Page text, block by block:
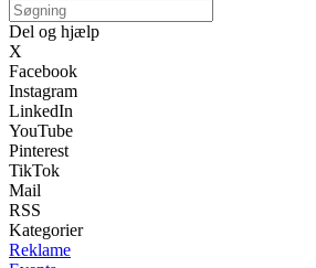
Del og hjælp
X
Facebook
Instagram
LinkedIn
YouTube
Pinterest
TikTok
Mail
RSS
Kategorier
Reklame